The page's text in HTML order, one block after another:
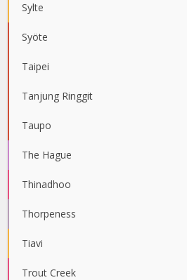
Sylte
Syöte
Taipei
Tanjung Ringgit
Taupo
The Hague
Thinadhoo
Thorpeness
Tiavi
Trout Creek